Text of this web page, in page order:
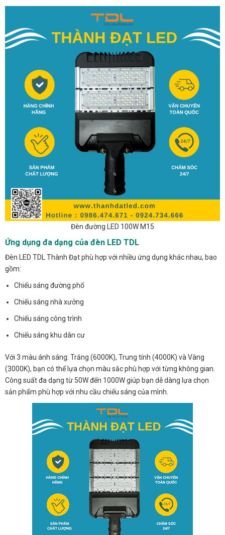
Đèn đường LED 100W M15
Ứng dụng đa dạng của đèn LED TDL
Đèn LED TDL Thành Đạt phù hợp với nhiều ứng dụng khác nhau, bao
gồm:
Chiếu sáng đường phố
Chiếu sáng nhà xưởng
Chiếu sáng công trình
Chiếu sáng khu dân cư
Với 3 màu ánh sáng: Trắng (6000K), Trung tính (4000K) và Vàng
(3000K), bạn có thể lựa chọn màu sắc phù hợp với từng không gian.
Công suất đa dạng từ 50W đến 1000W giúp bạn dễ dàng lựa chọn
sản phẩm phù hợp với nhu cầu chiếu sáng của mình.